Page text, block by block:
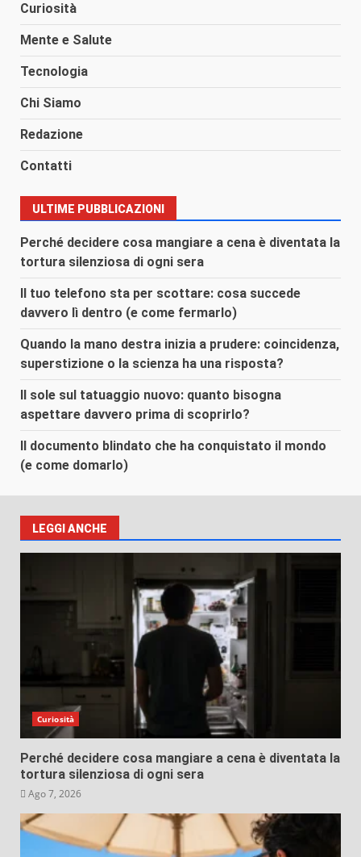
Curiosità
Mente e Salute
Tecnologia
Chi Siamo
Redazione
Contatti
ULTIME PUBBLICAZIONI
Perché decidere cosa mangiare a cena è diventata la
tortura silenziosa di ogni sera
Il tuo telefono sta per scottare: cosa succede
davvero lì dentro (e come fermarlo)
Quando la mano destra inizia a prudere: coincidenza,
superstizione o la scienza ha una risposta?
Il sole sul tatuaggio nuovo: quanto bisogna
aspettare davvero prima di scoprirlo?
Il documento blindato che ha conquistato il mondo
(e come domarlo)
LEGGI ANCHE
Curiosità
Perché decidere cosa mangiare a cena è diventata la
tortura silenziosa di ogni sera
Ago 7, 2026